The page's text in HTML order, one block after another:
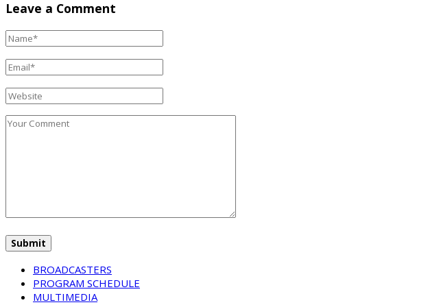
Leave a Comment
BROADCASTERS
PROGRAM SCHEDULE
MULTIMEDIA